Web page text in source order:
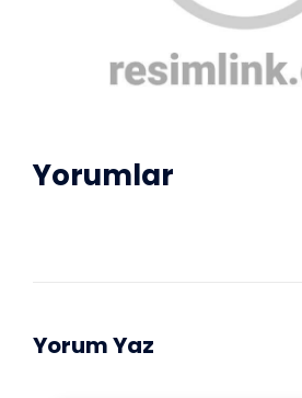
Yorumlar
Yorum Yaz